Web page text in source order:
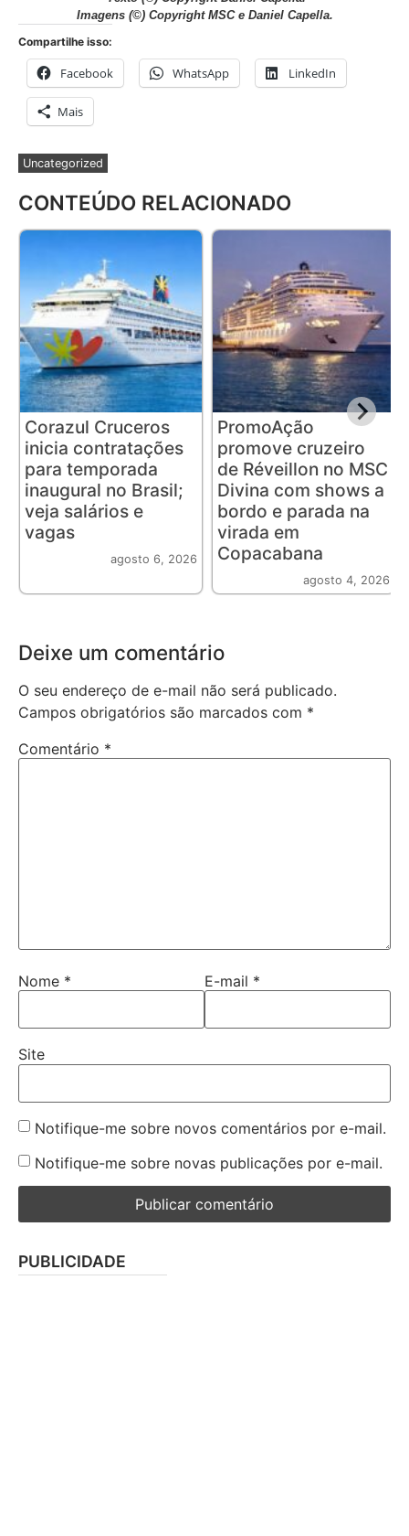
Imagens (©) Copyright MSC e Daniel Capella.
Compartilhe isso:
Facebook WhatsApp LinkedIn
Mais
Uncategorized
CONTEÚDO RELACIONADO
Corazul Cruceros
inicia contratações
para temporada
inaugural no Brasil;
veja salários e
vagas
agosto 6, 2026
PromoAção
promove cruzeiro
de Réveillon no MSC
Divina com shows a
bordo e parada na
virada em
Copacabana
agosto 4, 2026
Deixe um comentário
O seu endereço de e-mail não será publicado.
Campos obrigatórios são marcados com *
Comentário *
Nome * E-mail *
Site
Notifique-me sobre novos comentários por e-mail.
Notifique-me sobre novas publicações por e-mail.
PUBLICIDADE